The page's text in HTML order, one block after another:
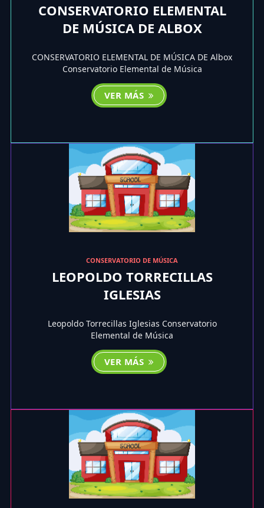
CONSERVATORIO ELEMENTAL
DE MÚSICA DE ALBOX
CONSERVATORIO ELEMENTAL DE MÚSICA DE Albox
Conservatorio Elemental de Música
VER MÁS
CONSERVATORIO DE MÚSICA
LEOPOLDO TORRECILLAS
IGLESIAS
Leopoldo Torrecillas Iglesias Conservatorio
Elemental de Música
VER MÁS